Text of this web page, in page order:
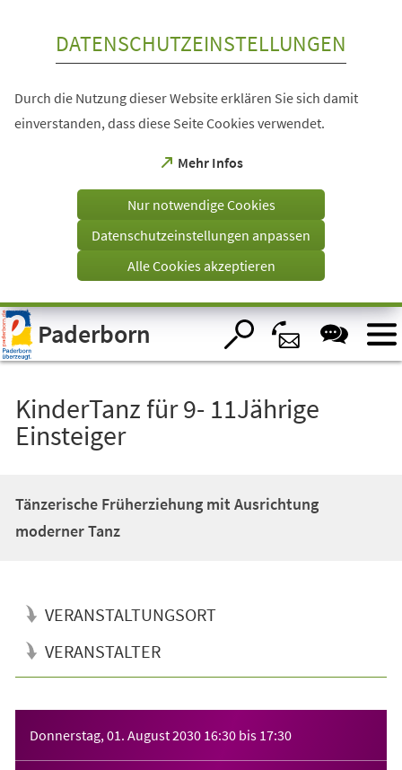
Visuelle
Assistenzsoftware
öffnen.
DATENSCHUTZEINSTELLUNGEN
Durch die Nutzung dieser Website erklären Sie sich damit
einverstanden, dass diese Seite Cookies verwendet.
Mehr Infos
(Öffnet
einem
Tab)
Nur notwendige Cookies
Datenschutzeinstellungen anpassen
Alle Cookies akzeptieren
Paderborn
KinderTanz für 9- 11Jährige
Einsteiger
Tänzerische Früherziehung mit Ausrichtung
moderner Tanz
VERANSTALTUNGSORT
VERANSTALTER
Donnerstag, 01. August 2030 16:30 bis 17:30